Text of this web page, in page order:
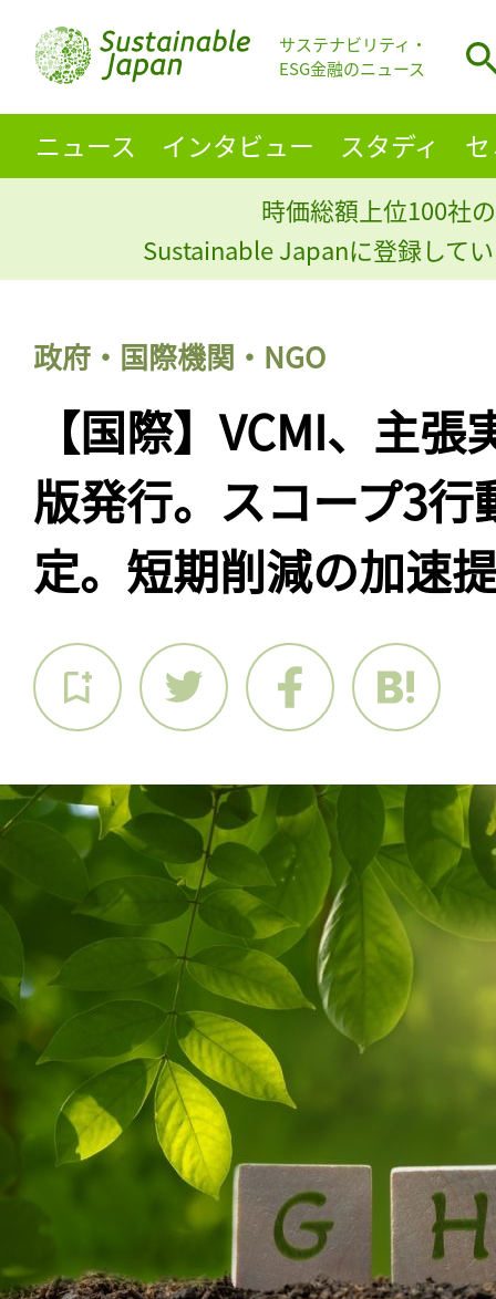
サステナビリティ・
ESG金融のニュース
ニュース インタビュー スタディ
時価総額上位100社
Sustainable Japanに登録して
政府・国際機関・NGO
【国際】VCMI、主
版発行。スコープ3行
定。短期削減の加速